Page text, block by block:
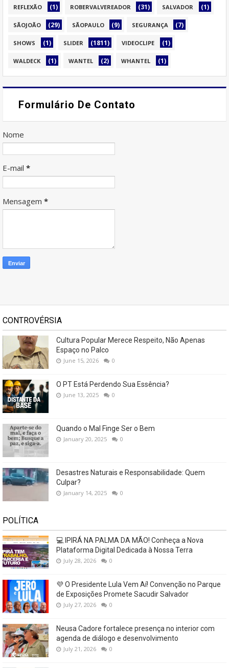
REFLEXÃO (1) ROBERVALVEREADOR (31) SALVADOR (1)
SÃOJOÃO (29) SÃOPAULO (9) SEGURANÇA (7)
SHOWS (1) SLIDER (1811) VIDEOCLIPE (1)
WALDECK (1) WANTEL (2) WHANTEL (1)
Formulário De Contato
Nome
E-mail *
Mensagem *
CONTROVÉRSIA
Cultura Popular Merece Respeito, Não Apenas
Espaço no Palco
June 15, 2026 0
O PT Está Perdendo Sua Essência?
June 13, 2025 0
Quando o Mal Finge Ser o Bem
January 20, 2025 0
Desastres Naturais e Responsabilidade: Quem
Culpar?
January 14, 2025 0
POLÍTICA
💻 IPIRÁ NA PALMA DA MÃO! Conheça a Nova
Plataforma Digital Dedicada à Nossa Terra
July 28, 2026 0
💜 O Presidente Lula Vem Aí! Convenção no Parque
de Exposições Promete Sacudir Salvador
July 27, 2026 0
Neusa Cadore fortalece presença no interior com
agenda de diálogo e desenvolvimento
July 21, 2026 0